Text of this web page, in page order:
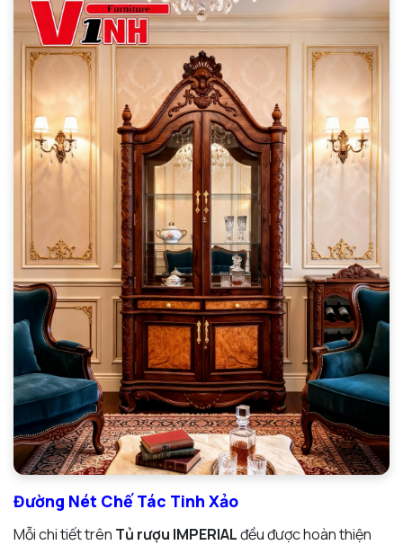
Đường Nét Chế Tác Tinh Xảo
Mỗi chi tiết trên Tủ rượu IMPERIALđều được hoàn thiện